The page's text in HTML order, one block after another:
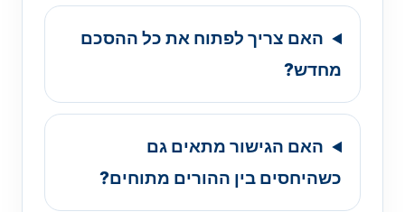
האם צריך לפתוח את כל ההסכם
מחדש?
האם הגישור מתאים גם
כשהיחסים בין ההורים מתוחים?